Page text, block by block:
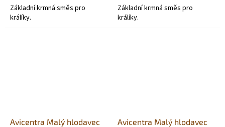
Základní krmná směs pro
králíky.
Základní krmná směs pro
králíky.
Avicentra Malý hlodavec
Avicentra Malý hlodavec